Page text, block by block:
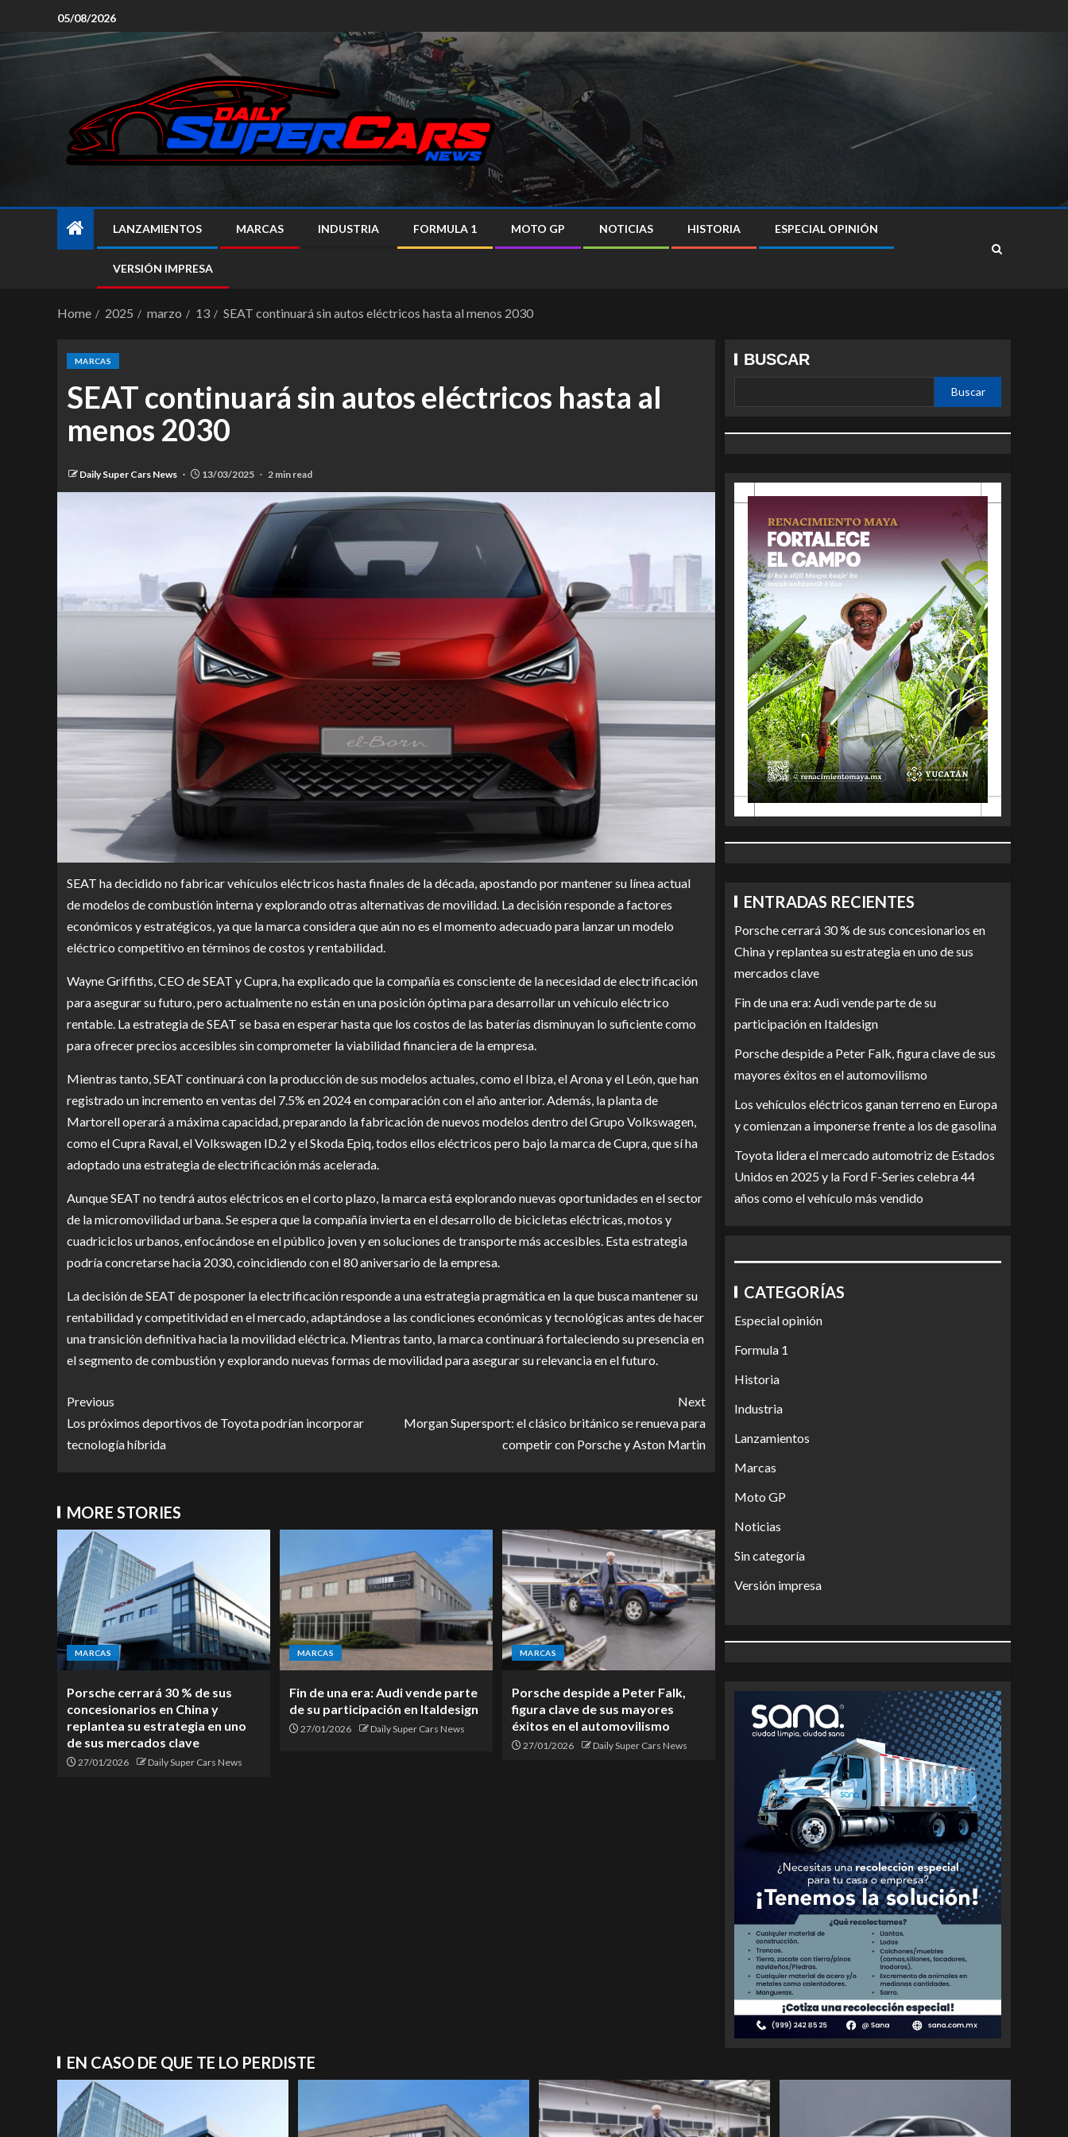
05/08/2026
LANZAMIENTOS MARCAS INDUSTRIA FORMULA 1 MOTO GP NOTICIAS HISTORIA ESPECIAL OPINIÓN
VERSIÓN IMPRESA
Home 2025 marzo 13 SEAT continuará sin autos eléctricos hasta al menos 2030
MARCAS
SEAT continuará sin autos eléctricos hasta al
menos 2030
Daily Super Cars News 13/03/2025 2 min read
SEAT ha decidido no fabricar vehículos eléctricos hasta finales de la década, apostando por mantener su línea actual
de modelos de combustión interna y explorando otras alternativas de movilidad. La decisión responde a factores
económicos y estratégicos, ya que la marca considera que aún no es el momento adecuado para lanzar un modelo
eléctrico competitivo en términos de costos y rentabilidad.
Wayne Griffiths, CEO de SEAT y Cupra, ha explicado que la compañía es consciente de la necesidad de electrificación
para asegurar su futuro, pero actualmente no están en una posición óptima para desarrollar un vehículo eléctrico
rentable. La estrategia de SEAT se basa en esperar hasta que los costos de las baterías disminuyan lo suficiente como
para ofrecer precios accesibles sin comprometer la viabilidad financiera de la empresa.
Mientras tanto, SEAT continuará con la producción de sus modelos actuales, como el Ibiza, el Arona y el León, que han
registrado un incremento en ventas del 7.5% en 2024 en comparación con el año anterior. Además, la planta de
Martorell operará a máxima capacidad, preparando la fabricación de nuevos modelos dentro del Grupo Volkswagen,
como el Cupra Raval, el Volkswagen ID.2 y el Skoda Epiq, todos ellos eléctricos pero bajo la marca de Cupra, que sí ha
adoptado una estrategia de electrificación más acelerada.
Aunque SEAT no tendrá autos eléctricos en el corto plazo, la marca está explorando nuevas oportunidades en el sector
de la micromovilidad urbana. Se espera que la compañía invierta en el desarrollo de bicicletas eléctricas, motos y
cuadriciclos urbanos, enfocándose en el público joven y en soluciones de transporte más accesibles. Esta estrategia
podría concretarse hacia 2030, coincidiendo con el 80 aniversario de la empresa.
La decisión de SEAT de posponer la electrificación responde a una estrategia pragmática en la que busca mantener su
rentabilidad y competitividad en el mercado, adaptándose a las condiciones económicas y tecnológicas antes de hacer
una transición definitiva hacia la movilidad eléctrica. Mientras tanto, la marca continuará fortaleciendo su presencia en
el segmento de combustión y explorando nuevas formas de movilidad para asegurar su relevancia en el futuro.
Previous
Los próximos deportivos de Toyota podrían incorporar
tecnología híbrida
Next
Morgan Supersport: el clásico británico se renueva para
competir con Porsche y Aston Martin
MORE STORIES
MARCAS
Porsche cerrará 30 % de sus
concesionarios en China y
replantea su estrategia en uno
de sus mercados clave
27/01/2026 Daily Super Cars News
MARCAS
Fin de una era: Audi vende parte
de su participación en Italdesign
27/01/2026 Daily Super Cars News
MARCAS
Porsche despide a Peter Falk,
figura clave de sus mayores
éxitos en el automovilismo
27/01/2026 Daily Super Cars News
BUSCAR
Buscar
ENTRADAS RECIENTES
Porsche cerrará 30 % de sus concesionarios en
China y replantea su estrategia en uno de sus
mercados clave
Fin de una era: Audi vende parte de su
participación en Italdesign
Porsche despide a Peter Falk, figura clave de sus
mayores éxitos en el automovilismo
Los vehículos eléctricos ganan terreno en Europa
y comienzan a imponerse frente a los de gasolina
Toyota lidera el mercado automotriz de Estados
Unidos en 2025 y la Ford F-Series celebra 44
años como el vehículo más vendido
CATEGORÍAS
Especial opinión
Formula 1
Historia
Industria
Lanzamientos
Marcas
Moto GP
Noticias
Sin categoría
Versión impresa
EN CASO DE QUE TE LO PERDISTE